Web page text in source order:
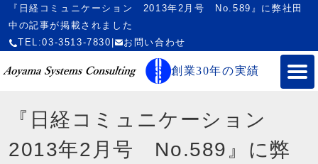
『日経コミュニケーション 2013年2月号 No.589』に弊社田
中の記事が掲載されました
TEL:03-3513-7830
お問い合わせ
創業30年の実績
『日経コミュニケーション
2013年2月号 No.589』に弊